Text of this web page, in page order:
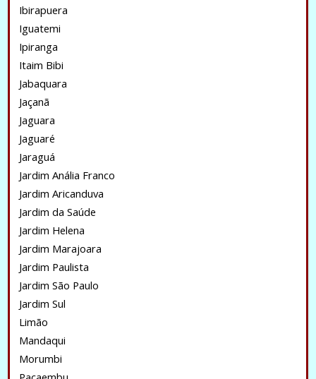
Ibirapuera
Iguatemi
Ipiranga
Itaim Bibi
Jabaquara
Jaçanã
Jaguara
Jaguaré
Jaraguá
Jardim Anália Franco
Jardim Aricanduva
Jardim da Saúde
Jardim Helena
Jardim Marajoara
Jardim Paulista
Jardim São Paulo
Jardim Sul
Limão
Mandaqui
Morumbi